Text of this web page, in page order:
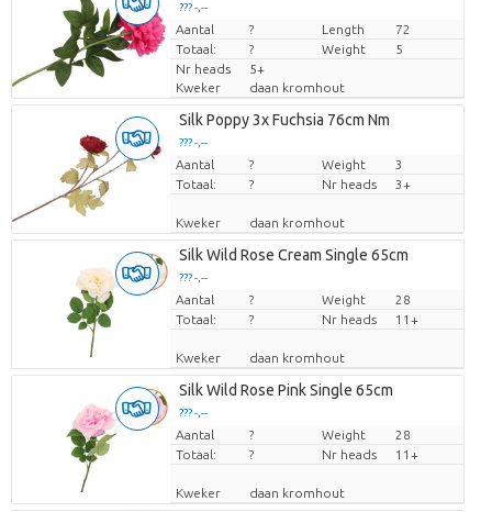
??? -,--
Prijs per stuk
Aantal ? Length
72
Totaal:
? Weight
5
Nr heads
5+
Kweker
daan kromhout
Silk Poppy 3x Fuchsia 76cm Nm
??? -,--
Prijs per stuk
Aantal ? Weight
3
Totaal:
? Nr heads 3+
Kweker daan kromhout
Silk Wild Rose Cream Single 65cm
??? -,--
Prijs per stuk
Aantal ? Weight
28
Totaal:
? Nr heads 11+
Kweker daan kromhout
Silk Wild Rose Pink Single 65cm
??? -,--
Prijs per stuk
Aantal ? Weight
28
Totaal:
? Nr heads 11+
Kweker daan kromhout